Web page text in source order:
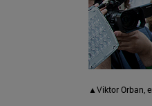
▲Viktor Orban,